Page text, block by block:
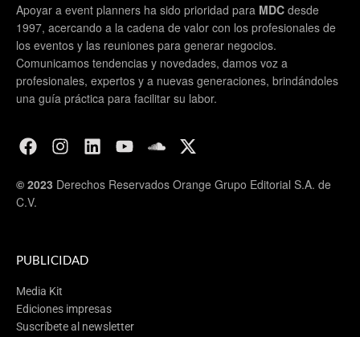
Apoyar a event planners ha sido prioridad para MDC desde
1997, acercando a la cadena de valor con los profesionales de
los eventos y las reuniones para generar negocios.
Comunicamos tendencias y novedades, damos voz a
profesionales, expertos y a nuevas generaciones, brindándoles
una guía práctica para facilitar su labor.
© 2023 Derechos Reservados Orange Grupo Editorial S.A. de
C.V.
PUBLICIDAD
Media Kit
Ediciones impresas
Suscríbete al newsletter